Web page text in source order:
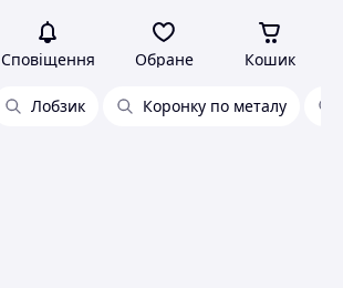
Сповіщення Обране Кошик
Лобзик Коронку по металу